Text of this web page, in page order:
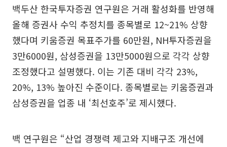
백두산 한국투자증권 연구원은 거래 활성화를 반영해
올해 증권사 수익 추정치를 종목별로 12~21% 상향
했다며 키움증권 목표주가를 60만원, NH투자증권을
3만6000원, 삼성증권을 13만5000원으로 각각 상향
조정했다고 설명했다. 이는 기존 대비 각각 23%,
20%, 13% 높아진 수준이다. 종목별로는 키움증권과
삼성증권을 업종 내 ‘최선호주’로 제시했다.
백 연구원은 “산업 경쟁력 제고와 지배구조 개선에